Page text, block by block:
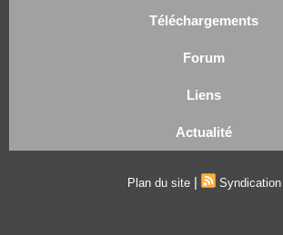
Téléchargements
Forum
Liens
Actualité
Plan du site | Syndication